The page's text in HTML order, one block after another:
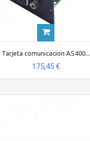
Tarjeta comunicacion AS400...
175,45 €